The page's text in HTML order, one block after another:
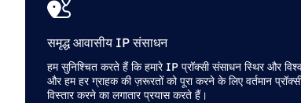
समृद्ध आवासीय IP संसाधन
हम सुनिश्चित करते हैं कि हमारे IP प्रॉक्सी संसाधन स्थिर और
और हम हर ग्राहक की ज़रूरतों को पूरा करने के लिए वर्तमान
विस्तार करने का लगातार प्रयास करते हैं।